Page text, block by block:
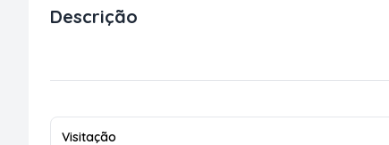
Descrição
Visitação